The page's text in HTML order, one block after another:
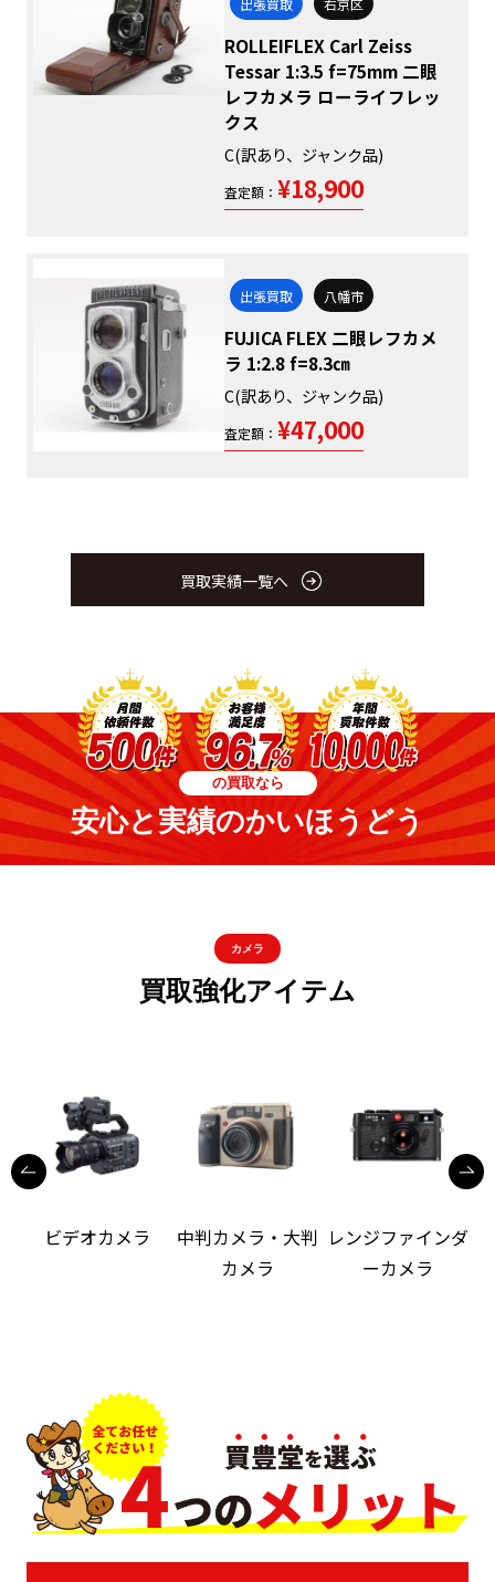
ROLLEIFLEX Carl Zeiss
Tessar 1:3.5 f=75mm 二眼
レフカメラ ローライフレッ
クス
C(訳あり、ジャンク品)
査定額： ¥18,900
出張買取 八幡市
FUJICA FLEX 二眼レフカメ
ラ 1:2.8 f=8.3㎝
C(訳あり、ジャンク品)
査定額： ¥47,000
買取実績一覧へ
の買取なら
安心と実績のかいほうどう
カメラ
買取強化アイテム
ビデオカメラ
中判カメラ・大判
カメラ
レンジファインダ
ーカメラ